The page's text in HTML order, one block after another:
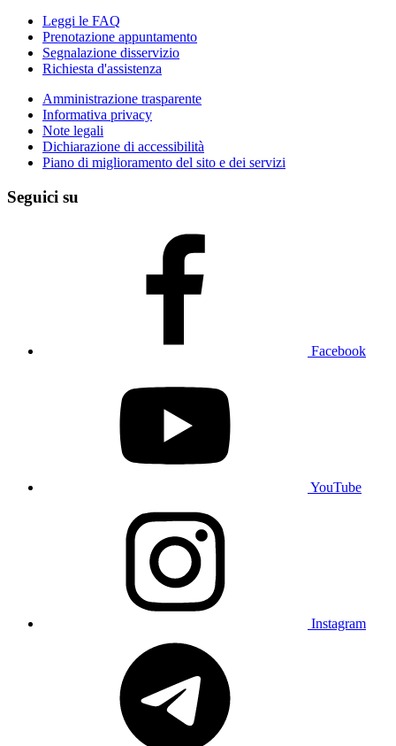
Leggi le FAQ
Prenotazione appuntamento
Segnalazione disservizio
Richiesta d'assistenza
Amministrazione trasparente
Informativa privacy
Note legali
Dichiarazione di accessibilità
Piano di miglioramento del sito e dei servizi
Seguici su
Facebook
YouTube
Instagram